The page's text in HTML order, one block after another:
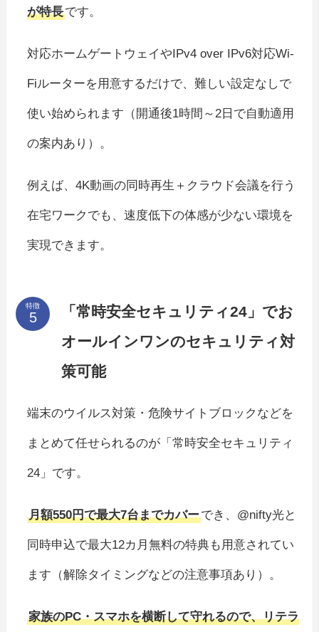
が特長です。
対応ホームゲートウェイやIPv4 over IPv6対応Wi-
Fiルーターを用意するだけで、難しい設定なしで
使い始められます（開通後1時間～2日で自動適用
の案内あり）。
例えば、4K動画の同時再生＋クラウド会議を行う
在宅ワークでも、速度低下の体感が少ない環境を
実現できます。
特徴
「常時安全セキュリティ24」でお
オールインワンのセキュリティ対
策可能
端末のウイルス対策・危険サイトブロックなどを
まとめて任せられるのが「常時安全セキュリティ
24」です。
月額550円で最大7台までカバーでき、@nifty光と
同時申込で最大12カ月無料の特典も用意されてい
ます（解除タイミングなどの注意事項あり）。
家族のPC・スマホを横断して守れるので、リテラ